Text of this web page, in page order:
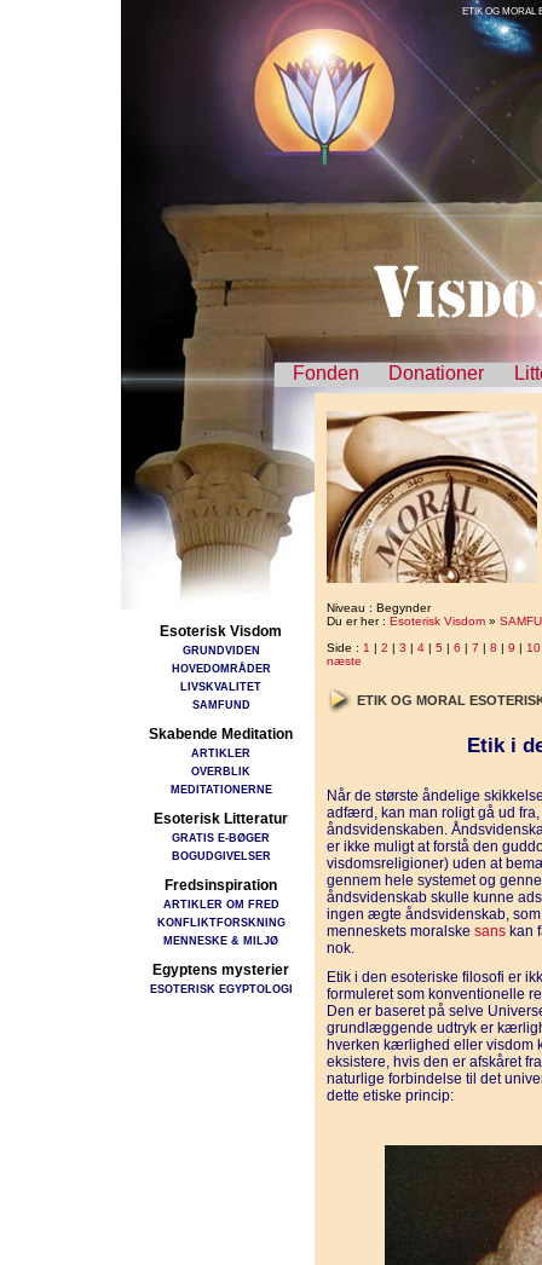
ETIK OG MORAL
Fonden Donationer
Esoterisk Visdom
GRUNDVIDEN
HOVEDOMRÅDER
LIVSKVALITET
SAMFUND
Skabende Meditation
ARTIKLER
OVERBLIK
MEDITATIONERNE
Esoterisk Litteratur
GRATIS E-BØGER
BOGUDGIVELSER
Fredsinspiration
ARTIKLER OM FRED
KONFLIKTFORSKNING
MENNESKE & MILJØ
Egyptens mysterier
ESOTERISK EGYPTOLOGI
Niveau : Begynder
Du er her : Esoterisk Visdom »
Side : 1 | 2 | 3 | 4 | 5 | 6 | 7 | 8 | 9 | 10
næste
ETIK OG MORAL
Etik i
Når de største åndelige
adfærd, kan man roligt gå ud
åndsvidenskaben.
er ikke muligt at forstå den
visdomsreligioner) uden at
gennem hele systemet og
åndsvidenskab skulle kunne
ingen ægte åndsvidenskab,
menneskets moralske sans kan
nok.
Etik i den esoteriske filosofi er
formuleret som konventionelle
Den er baseret på selve
grundlæggende udtryk er
hverken kærlighed eller visdom
eksistere, hvis den er afskåret
naturlige forbindelse til det
dette etiske princip: